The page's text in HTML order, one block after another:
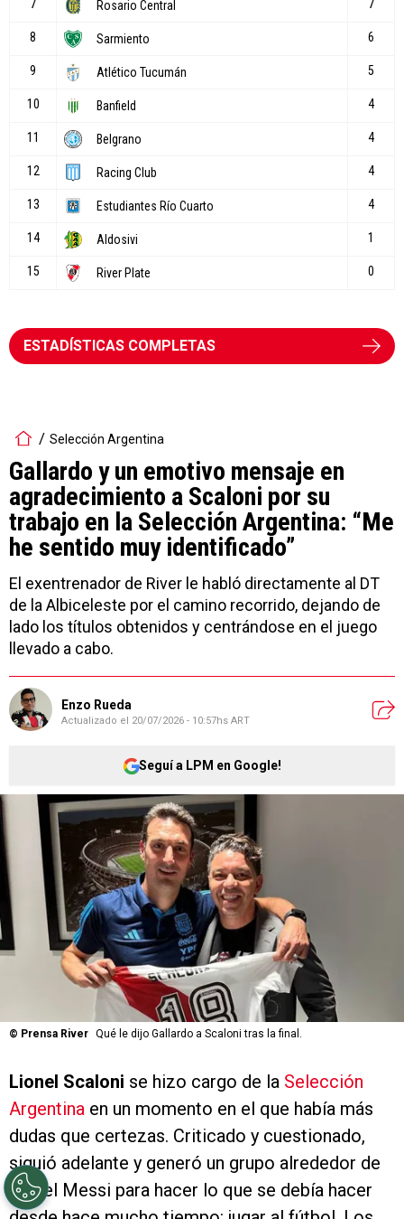
ESTADÍSTICAS COMPLETAS
Selección Argentina
Gallardo y un emotivo mensaje en
agradecimiento a Scaloni por su
trabajo en la Selección Argentina: “Me
he sentido muy identificado”
El exentrenador de River le habló directamente al DT
de la Albiceleste por el camino recorrido, dejando de
lado los títulos obtenidos y centrándose en el juego
llevado a cabo.
Enzo Rueda
Actualizado el 20/07/2026 - 10:57hs ART
Seguí a LPM en Google!
© Prensa River Qué le dijo Gallardo a Scaloni tras la final.
Lionel Scaloni se hizo cargo de la Selección
Argentina en un momento en el que había más
dudas que certezas. Criticado y cuestionado,
siguió adelante y generó un grupo alrededor de
Lionel Messi para hacer lo que se debía hacer